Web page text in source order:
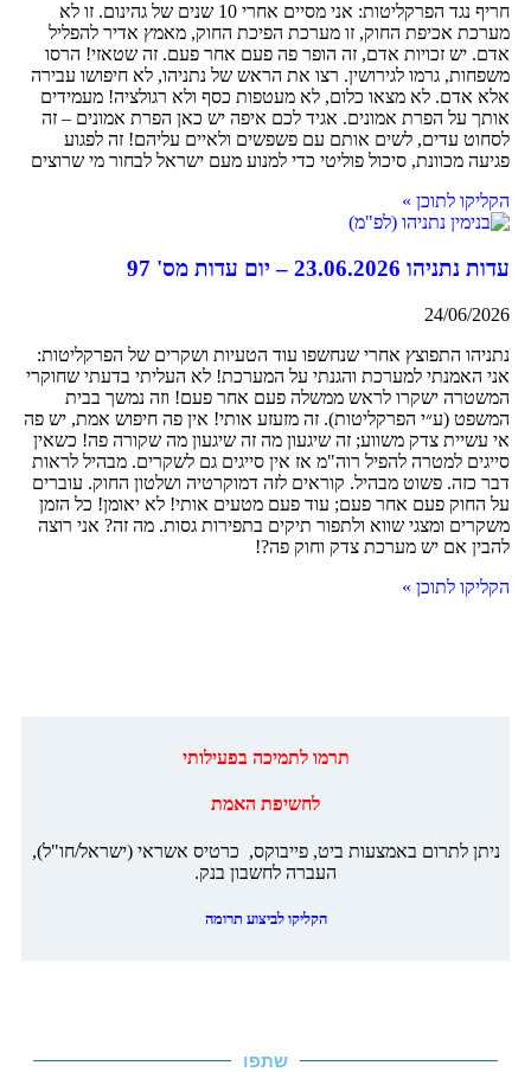
חריף נגד הפרקליטות: אני מסיים אחרי 10 שנים של גהינום. זו לא
מערכת אכיפת החוק, זו מערכת הפיכת החוק, מאמץ אדיר להפליל
אדם. יש זכויות אדם, זה הופר פה פעם אחר פעם. זה שטאזי! הרסו
משפחות, גרמו לגירושין. רצו את הראש של נתניהו, לא חיפושו עבירה
אלא אדם. לא מצאו כלום, לא מעטפות כסף ולא רגולציה! מעמידים
אותך על הפרת אמונים. אגיד לכם איפה יש כאן הפרת אמונים – זה
לסחוט עדים, לשים אותם עם פשפשים ולאיים עליהם! זה לפגוע
פגיעה מכוונת, סיכול פוליטי כדי למנוע מעם ישראל לבחור מי שרוצים
הקליקו לתוכן »
עדות נתניהו 23.06.2026 – יום עדות מס' 97
24/06/2026
נתניהו התפוצץ אחרי שנחשפו עוד הטעיות ושקרים של הפרקליטות:
אני האמנתי למערכת והגנתי על המערכת! לא העליתי בדעתי שחוקרי
המשטרה ישקרו לראש ממשלה פעם אחר פעם! וזה נמשך בבית
המשפט (ע״י הפרקליטות). זה מזעזע אותי! אין פה חיפוש אמת, יש פה
אי עשיית צדק משווע; זה שיגעון מה זה שיגעון מה שקורה פה! כשאין
סייגים למטרה להפיל רוה"מ אז אין סייגים גם לשקרים. מבהיל לראות
דבר כזה. פשוט מבהיל. קוראים לזה דמוקרטיה ושלטון החוק. עוברים
על החוק פעם אחר פעם; עוד פעם מטעים אותי! לא יאומן! כל הזמן
משקרים ומצגי שווא ולתפור תיקים בתפירות גסות. מה זה? אני רוצה
להבין אם יש מערכת צדק וחוק פה?!
הקליקו לתוכן »
‏תרמו לתמיכה בפעילותי
לחשיפת האמת
ניתן לתרום באמצעות ביט, פייבוקס, כרטיס אשראי (ישראל/חו"ל),
העברה לחשבון בנק.
הקליקו לביצוע תרומה
שתפו